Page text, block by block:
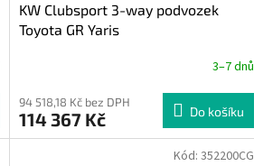
KW Clubsport 3-way podvozek
Toyota GR Yaris
3–7 dnů
94 518,18 Kč bez DPH
114 367 Kč Do košíku
Kód: 352200CG